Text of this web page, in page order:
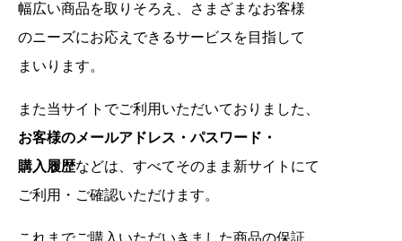
幅広い商品を取りそろえ、さまざまなお客様
のニーズにお応えできるサービスを目指して
まいります。
また当サイトでご利用いただいておりました、
お客様のメールアドレス・パスワード・
購入履歴などは、 すべてそのまま新サイトにて
ご利用・ご確認いただけます。
これまでご購入いただいきました商品の保証